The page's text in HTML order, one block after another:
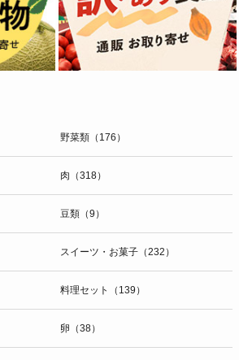
野菜類（176）
肉（318）
豆類（9）
スイーツ・お菓子（232）
料理セット（139）
卵（38）